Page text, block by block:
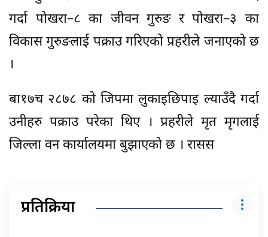
गर्दा पोखरा–८ का जीवन गुरुङ र पोखरा–३ का
विकास गुरुङलाई पक्राउ गरिएको प्रहरीले जनाएको छ
।
बा१७च २८७८ को जिपमा लुकाइछिपाइ ल्याउँदै गर्दा
उनीहरु पक्राउ परेका थिए । प्रहरीले मृत मृगलाई
जिल्ला वन कार्यालयमा बुझाएको छ । रासस
प्रतिक्रिया